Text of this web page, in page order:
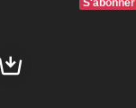
S'abonner